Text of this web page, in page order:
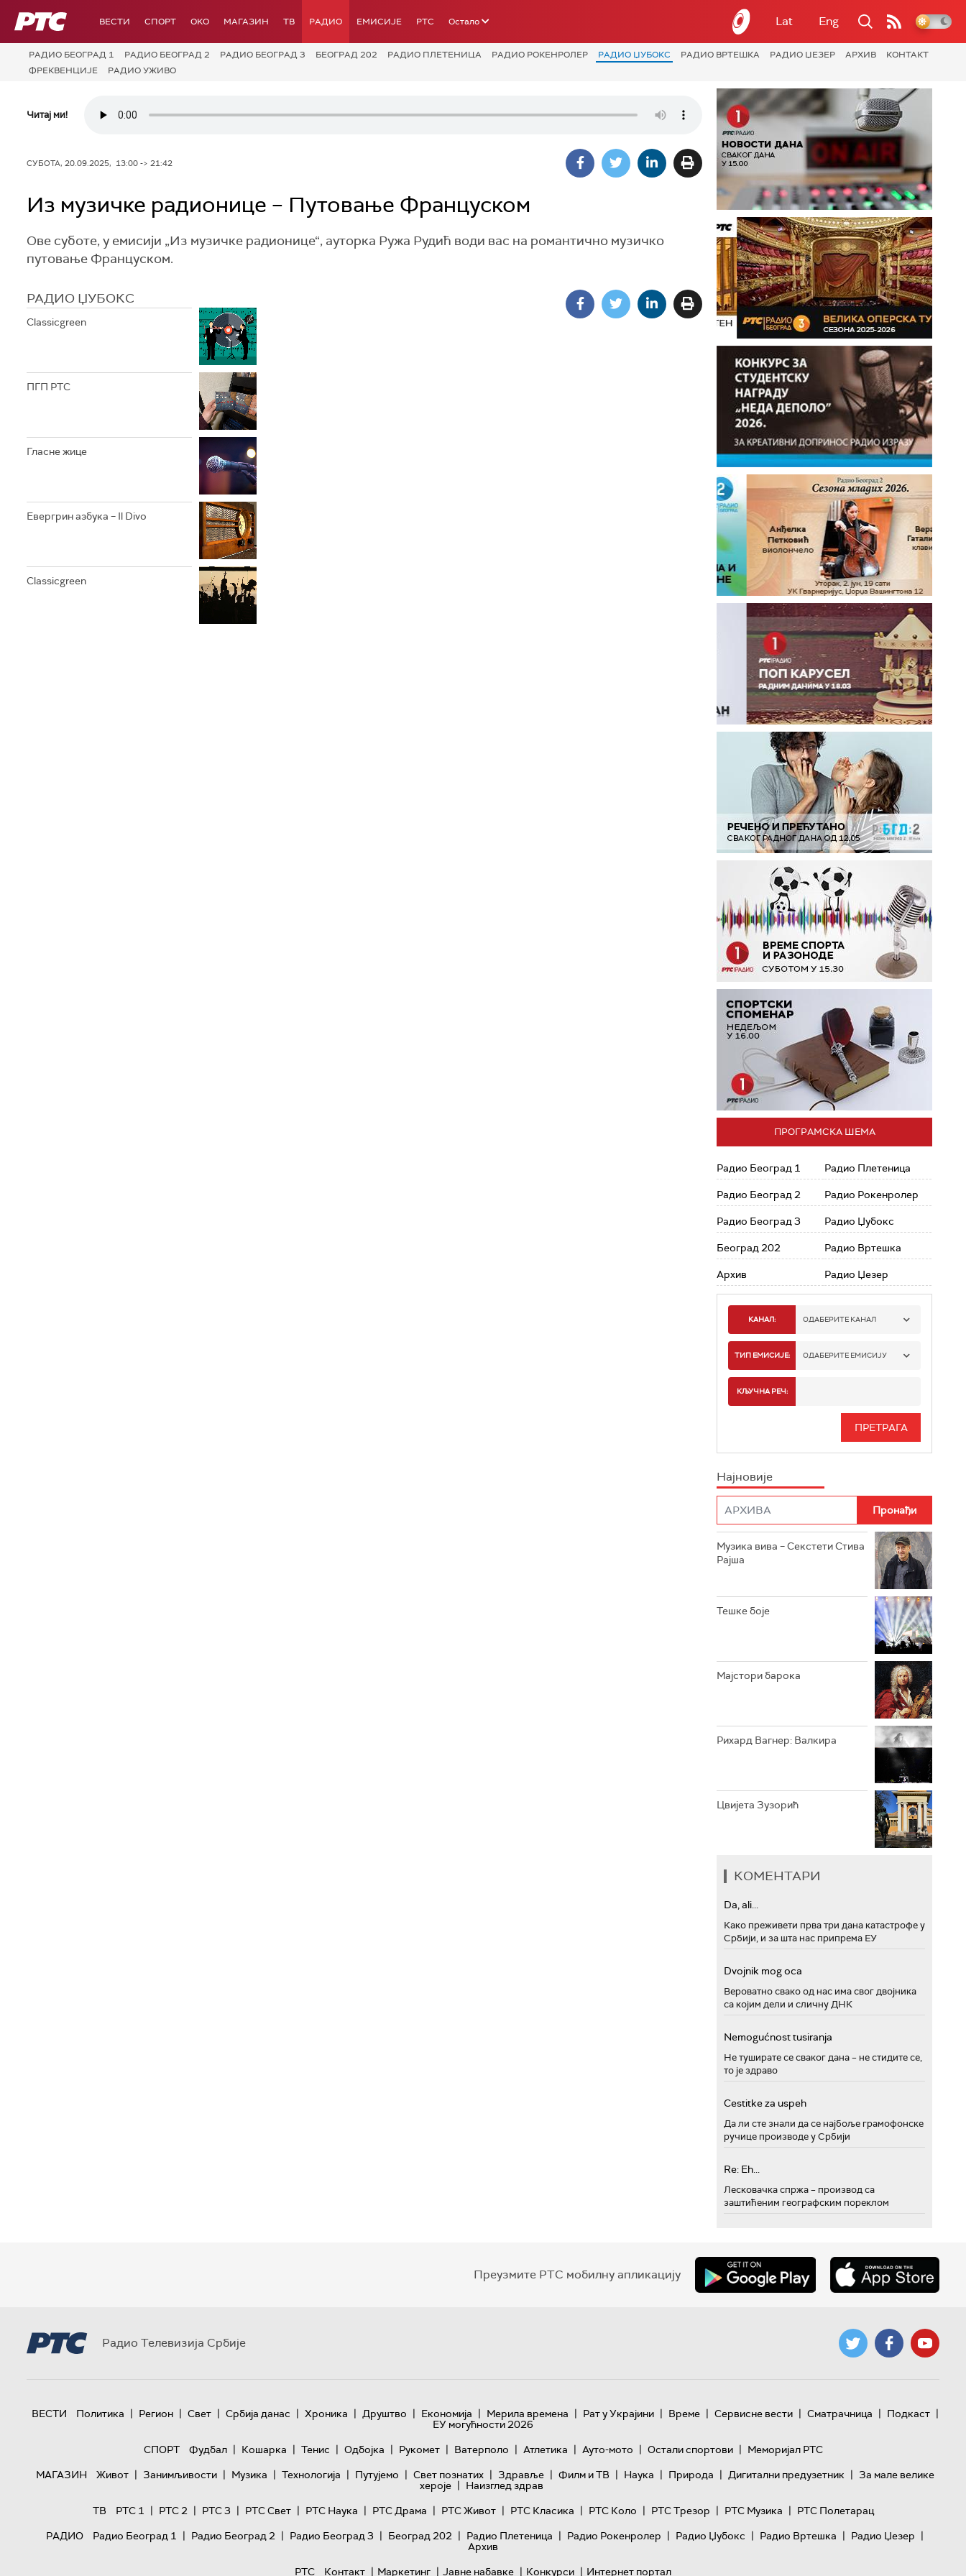
РТС ВЕСТИ СПОРТ OKO МАГАЗИН ТВ РАДИО ЕМИСИЈЕ РТС Остало Lat Eng
РАДИО БЕОГРАД 1 РАДИО БЕОГРАД 2 РАДИО БЕОГРАД 3 БЕОГРАД 202 РАДИО ПЛЕТЕНИЦА РАДИО РОКЕНРОЛЕР РАДИО ЏУБОКС РАДИО ВРТЕШКА РАДИО ЏЕЗЕР АРХИВ
КОНТАКТ
ФРЕКВЕНЦИЈЕ
РАДИО УЖИВО
Читај ми!
СУБОТА, 20.09.2025, 13:00 -> 21:42
Из музичке радионице – Путовање Француском
Ове суботе, у емисији „Из музичке радионице“, ауторка Ружа Рудић води вас на романтично музичко
путовање Француском.
РАДИО ЏУБОКС
Classicgreen
ПГП РТС
Гласне жице
Евергрин азбука – Il Divo
Classicgreen
ПРОГРАМСКА ШЕМА
Радио Београд 1
Радио Београд 2
Радио Београд 3
Београд 202
Архив
Радио Плетеница
Радио Рокенролер
Радио Џубокс
Радио Вртешка
Радио Џезер
КАНАЛ: ОДАБЕРИТЕ КАНАЛ
РАДИО БЕОГРАД 1
РАДИО БЕОГРАД 3
РАДИО РОКЕНРОЛЕР
РАДИО ЏУБОКС
РАДИО ВРТЕШКА
РАДИО ЏЕЗЕР
ТИП ЕМИСИЈЕ: ОДАБЕРИТЕ ЕМИСИЈУ
ИНФО
КЉУЧНА РЕЧ:
Најновије
Музика вива – Секстети Стива
Рајша
Тешке боје
Мајстори барока
Рихард Вагнер: Валкира
Цвијета Зузорић
КОМЕНТАРИ
Da, ali...
Како преживети прва три дана катастрофе у
Србији, и за шта нас припрема ЕУ
Dvojnik mog oca
Вероватно свако од нас има свог двојника
са којим дели и сличну ДНК
Nemogućnost tusiranja
Не туширате се сваког дана – не стидите се,
то је здраво
Cestitke za uspeh
Да ли сте знали да се најбоље грамофонске
ручице производе у Србији
Re: Eh...
Лесковачка спржа – производ са
заштићеним географским пореклом
Преузмите РТС мобилну апликацију
Радио Телевизија Србије
ВЕСТИ Политика | Регион | Свет | Србија данас | Хроника | Друштво | Економија | Мерила времена | Рат у Украјини | Време | Сервисне вести | Сматрачница | Подкаст |
ЕУ могућности 2026
СПОРТ
Фудбал | Кошарка | Тенис | Одбојка | Рукомет | Ватерполо | Атлетика | Ауто-мото | Остали спортови | Меморијал РТС
МАГАЗИН
Живот | Занимљивости | Музика | Технологијa | Путујемо | Свет познатих | Здравље | Филм и ТВ | Наука | Природа | Дигитални предузетник | За мале велике
хероје | Наизглед здрав
ТВ
РТС 1 | РТС 2 | РТС 3 | РТС Свет | РТС Наука | РТС Драма | РТС Живот | РТС Класика | РТС Коло | РТС Трезор | РТС Музика | РТС Полетарац
РАДИО
Радио Београд 1 | Радио Београд 2 | Радио Београд 3 | Београд 202 | Радио Плетеница | Радио Рокенролер | Радио Џубокс | Радио Вртешка | Радио Џезер |
Архив
РТС
Контакт | Маркетинг | Јавне набавке | Конкурси | Интернет портал